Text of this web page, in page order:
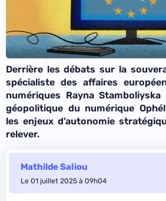
Derrière les débats sur la
spécialiste des affaires
numériques Rayna
géopolitique du numérique
les enjeux d’autonomie
relever.
Mathilde Saliou
Le 01 juillet 2025 à 09h04